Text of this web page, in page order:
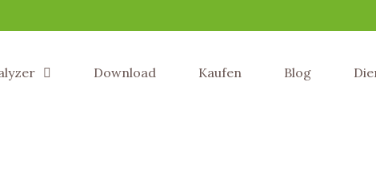
Download Kaufen Blog